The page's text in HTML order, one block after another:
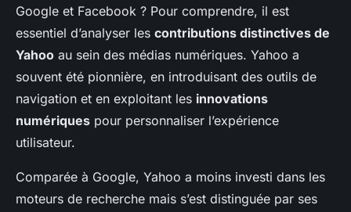
Google et Facebook ? Pour comprendre, il est
essentiel d’analyser les contributions distinctives de
Yahoo au sein des médias numériques. Yahoo a
souvent été pionnière, en introduisant des outils de
navigation et en exploitant les innovations
numériques pour personnaliser l’expérience
utilisateur.
Comparée à Google, Yahoo a moins investi dans les
moteurs de recherche mais s’est distinguée par ses